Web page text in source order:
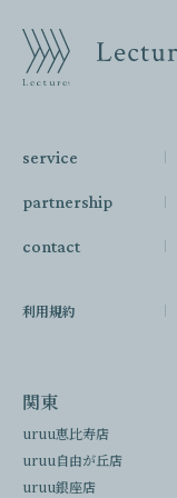
service
partnership
contact
利用規約
関東
uruu恵比寿店
uruu自由が丘店
uruu銀座店